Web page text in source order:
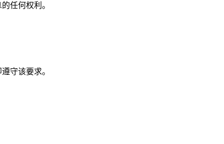
任何权利。
守该要求。